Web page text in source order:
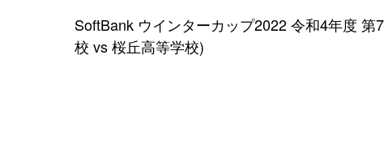
SoftBank ウインターカップ2022 令和4年度
校 vs 桜丘高等学校)